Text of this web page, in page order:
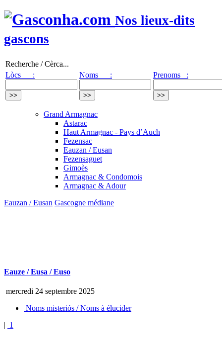
Nos lieux-dits
gascons
Recherche / Cèrca...
Lòcs :
Noms : Prenoms :
Grand Armagnac
Astarac
Haut Armagnac - Pays d’Auch
Fezensac
Eauzan / Eusan
Fezensaguet
Gimoès
Armagnac & Condomois
Armagnac & Adour
Eauzan / Eusan Gascogne médiane
Eauze / Eusa / Euso
mercredi 24 septembre 2025
Noms misteriós / Noms à élucider
| 1